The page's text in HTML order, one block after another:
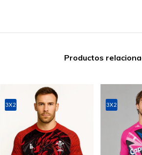
Productos
3X2 3X2